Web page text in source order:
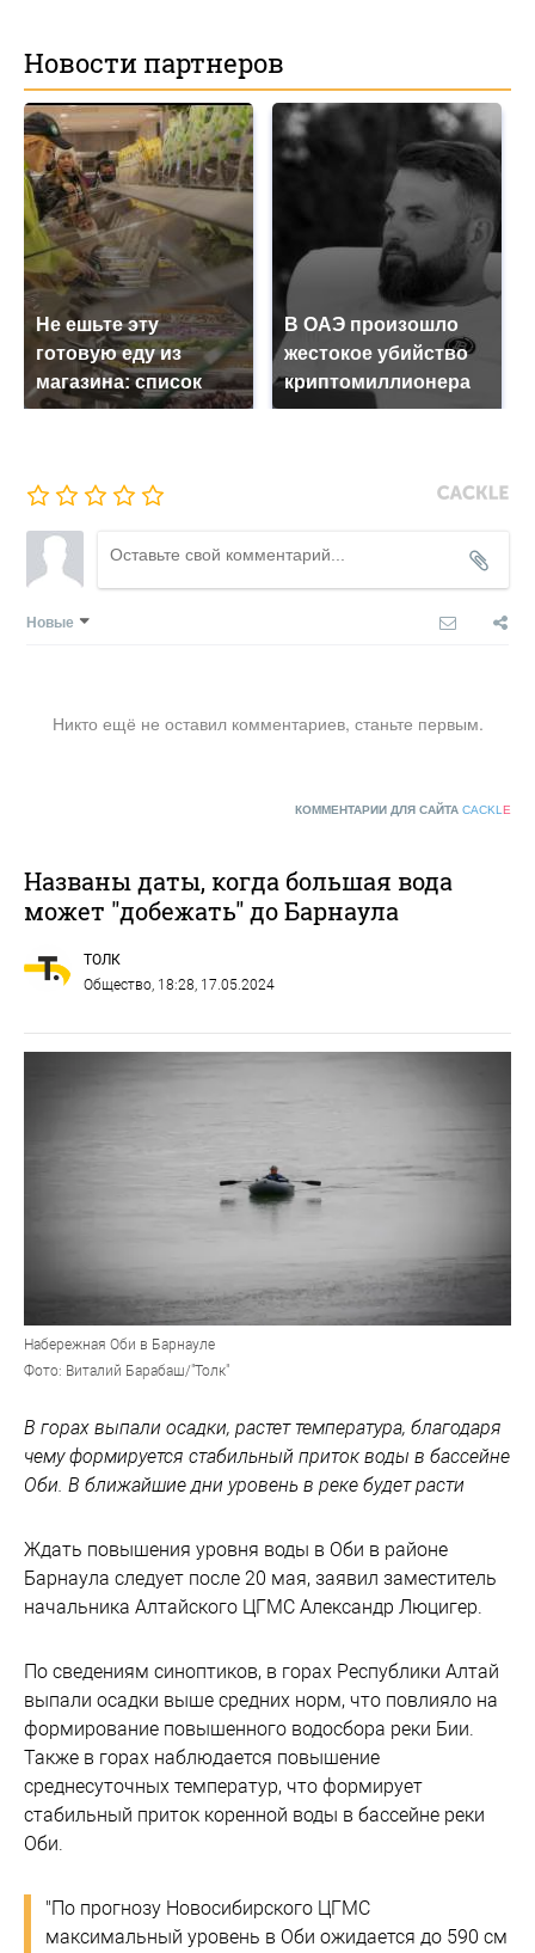
Новости партнеров
Не ешьте эту
готовую еду из
магазина: список
В ОАЭ произошло
жестокое убийство
криптомиллионера
Новые
Никто ещё не оставил комментариев, станьте первым.
КОММЕНТАРИИ ДЛЯ САЙТА CACKL E
Названы даты, когда большая вода
может "добежать" до Барнаула
ТОЛК
Общество , 18:28, 17.05.2024
Набережная Оби в Барнауле
Фото: Виталий Барабаш/"Толк"
В горах выпали осадки, растет температура, благодаря
чему формируется стабильный приток воды в бассейне
Оби. В ближайшие дни уровень в реке будет расти
Ждать повышения уровня воды в Оби в районе
Барнаула следует после 20 мая, заявил заместитель
начальника Алтайского ЦГМС Александр Люцигер.
По сведениям синоптиков, в горах Республики Алтай
выпали осадки выше средних норм, что повлияло на
формирование повышенного водосбора реки Бии.
Также в горах наблюдается повышение
среднесуточных температур, что формирует
стабильный приток коренной воды в бассейне реки
Оби.
"По прогнозу Новосибирского ЦГМС
максимальный уровень в Оби ожидается до 590 см